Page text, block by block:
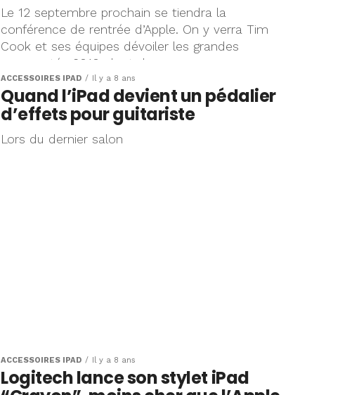
Le 12 septembre prochain se tiendra la
conférence de rentrée d’Apple. On y verra Tim
Cook et ses équipes dévoiler les grandes
nouveautés 2018, dont de...
ACCESSOIRES IPAD Il y a 8 ans
Quand l’iPad devient un pédalier
d’effets pour guitariste
Lors du dernier salon
ACCESSOIRES IPAD Il y a 8 ans
Logitech lance son stylet iPad